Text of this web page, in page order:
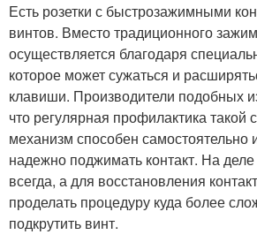
Есть розетки с быстрозажимными
винтов. Вместо традиционного
осуществляется благодаря
которое может сужаться и
клавиши. Производители подобных
что регулярная профилактика такой
механизм способен самостоятельно
надежно поджимать контакт. На деле
всегда, а для восстановления
проделать процедуру куда более
подкрутить винт.